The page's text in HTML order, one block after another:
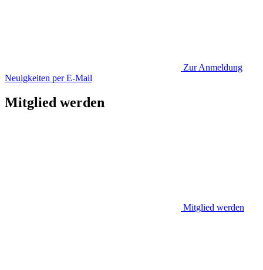
Zur Anmeldung
Neuigkeiten per E-Mail
Mitglied werden
Mitglied werden